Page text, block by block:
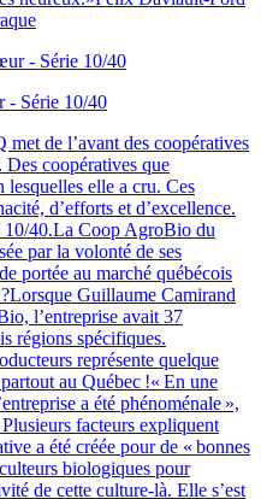
- Série 10/40
de l’avant des coopératives
coopératives que
lesquelles elle a cru. Ces
d’efforts et d’excellence.
10/40.La Coop AgroBio du
par la volonté de ses
portée au marché québécois
Guillaume Camirand
l’entreprise avait 37
régions spécifiques.
représente quelque
au Québec !« En une
a été phénoménale »,
facteurs expliquent
a été créée pour de « bonnes
biologiques pour
de cette culture-là. Elle s’est